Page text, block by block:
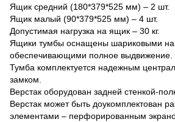
Ящик средний (180*379*525 мм) – 2 шт.
Ящик малый (90*379*525 мм) – 4 шт.
Допустимая нагрузка на ящик – 30 кг.
Ящики тумбы оснащены шариковыми
обеспечивающими полное выдвижение.
Тумба комплектуется надежным
замком.
Верстак оборудован задней стенкой-
Верстак может быть доукомплектован
элементами – перфорированным